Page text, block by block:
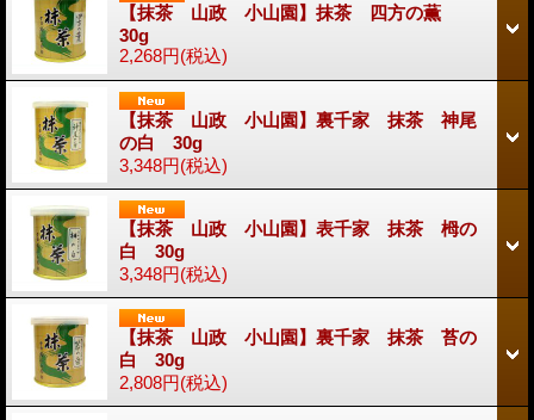
【抹茶 山政 小山園】抹茶 四方の薫
30g
2,268円(税込)
【抹茶 山政 小山園】裏千家 抹茶 神尾
の白 30g
3,348円(税込)
【抹茶 山政 小山園】表千家 抹茶 栂の
白 30g
3,348円(税込)
【抹茶 山政 小山園】裏千家 抹茶 苔の
白 30g
2,808円(税込)